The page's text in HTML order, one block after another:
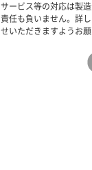
サービス等の対応は製
責任も負いません。詳
せいただきますようお願